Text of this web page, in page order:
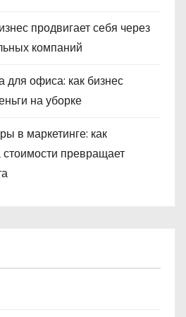
продвигает себя через
компаний
для офиса: как бизнес
на уборке
в маркетинге: как
стоимости превращает